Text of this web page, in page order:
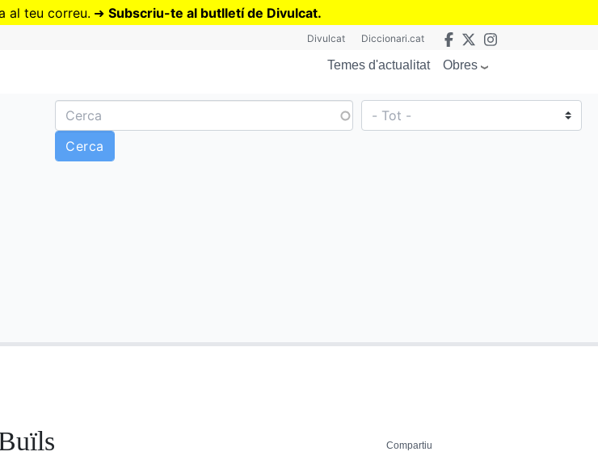
Vés
al teu correu. ➜ Subscriu-te al butlletí de Divulcat.
Divulcat Diccionari.cat
Temes d'actualitat Obres
Compartiu